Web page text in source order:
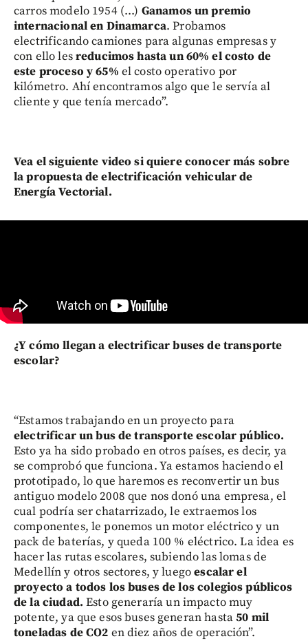
carros modelo 1954 (...) Ganamos un premio
internacional en Dinamarca. Probamos
electrificando camiones para algunas empresas y
con ello lesreducimos hasta un 60% el costo de
este proceso y 65% el costo operativo por
kilómetro. Ahí encontramos algo que le servía al
cliente y que tenía mercado”.
Vea el siguiente video si quiere conocer más sobre
la propuesta de electrificación vehicular de
Energía Vectorial.
¿Y cómo llegan a electrificar buses de transporte
escolar?
“Estamos trabajando en un proyecto para
electrificar un bus de transporte escolar público.
Esto ya ha sido probado en otros países, es decir, ya
se comprobó que funciona. Ya estamos haciendo el
prototipado, lo que haremos es reconvertir un bus
antiguo modelo 2008 que nos donó una empresa, el
cual podría ser chatarrizado, le extraemos los
componentes, le ponemos un motor eléctrico y un
pack de baterías, y queda 100 % eléctrico. La idea es
hacer las rutas escolares, subiendo las lomas de
Medellín y otros sectores, y luegoescalar el
proyecto a todos los buses de los colegios públicos
de la ciudad.Esto generaría un impacto muy
potente, ya que esos buses generan hasta50 mil
toneladas de CO2 en diez años de operación”.